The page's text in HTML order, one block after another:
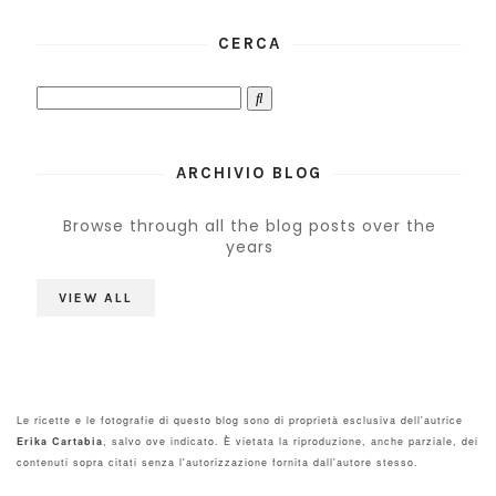
CERCA
ARCHIVIO BLOG
Browse through all the blog posts over the
years
VIEW ALL
Le ricette e le fotografie di questo blog sono di proprietà esclusiva dell'autrice
Erika Cartabia , salvo ove indicato. È vietata la riproduzione, anche parziale, dei
contenuti sopra citati senza l'autorizzazione fornita dall'autore stesso.